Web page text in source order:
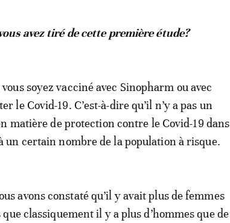
avez tiré de cette première étude?
vous soyez vacciné avec Sinopharm ou avec
le Covid-19. C’est-à-dire qu’il n’y a pas un
matière de protection contre le Covid-19 dans
certain nombre de la population à risque.
avons constaté qu’il y avait plus de femmes
classiquement il y a plus d’hommes que de